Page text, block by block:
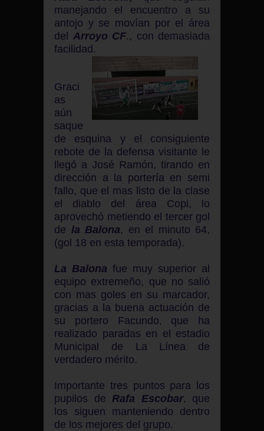
manejando el encuentro a su
antojo y se movían por el área
del Arroyo CF., con demasiada
facilidad.
Graci
as
aún
saque
de esquina y el consiguiente
rebote de la defensa visitante le
llegó a José Ramón, tirando en
dirección a la portería en semi
fallo, que el mas listo de la clase
el diablo del área Copi, lo
aprovechó metiendo el tercer gol
de la Balona, en el minuto 64,
(gol 18 en esta temporada).
La Balona fue muy superior al
equipo extremeño, que no salió
con mas goles en su marcador,
gracias a la buena actuación de
su portero Facundo, que ha
realizado paradas en el estadio
Municipal de La Línea de
verdadero mérito.
Importante tres puntos para los
pupilos de Rafa Escobar, que
los siguen manteniendo dentro
de los mejores del grupo.